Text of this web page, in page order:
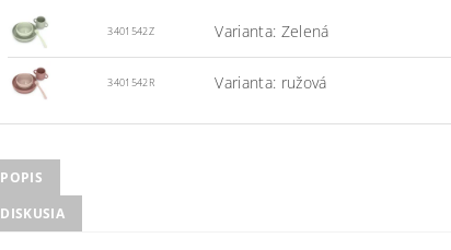
3401542Z Varianta: Zelená
3401542R Varianta: ružová
POPIS
DISKUSIA